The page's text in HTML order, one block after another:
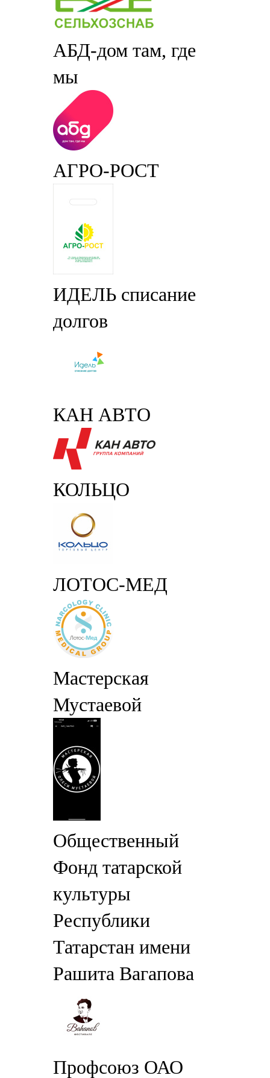
АБД-дом там, где
мы
АГРО-РОСТ
ИДЕЛЬ списание
долгов
КАН АВТО
КОЛЬЦО
ЛОТОС-МЕД
Мастерская
Мустаевой
Общественный
Фонд татарской
культуры
Республики
Татарстан имени
Рашита Вагапова
Профсоюз ОАО